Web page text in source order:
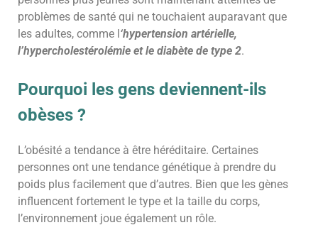
problèmes de santé qui ne touchaient auparavant que
les adultes, comme l ‘hypertension artérielle,
l’hypercholestérolémie et le diabète de type 2.
Pourquoi les gens deviennent-ils
obèses ?
L’obésité a tendance à être héréditaire. Certaines
personnes ont une tendance génétique à prendre du
poids plus facilement que d’autres. Bien que les gènes
influencent fortement le type et la taille du corps,
l’environnement joue également un rôle.